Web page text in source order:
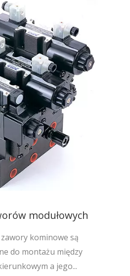
modułowych
kominowe są
do montażu między
a jego...